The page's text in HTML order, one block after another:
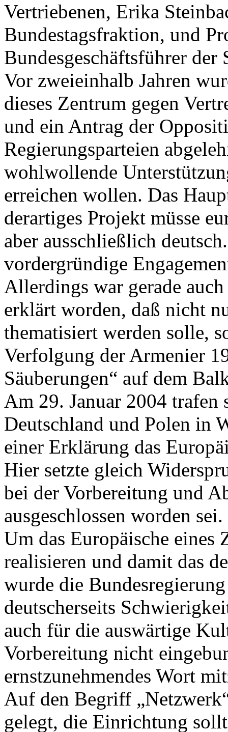
Vertriebenen, Erika
Bundestagsfraktion, und
Bundesgeschäftsführer der
Vor zweieinhalb Jahren
dieses Zentrum gegen
und ein Antrag der
Regierungsparteien
wohlwollende
erreichen wollen. Das
derartiges Projekt müsse
aber ausschließlich
vordergründige
Allerdings war gerade
erklärt worden, daß nicht
thematisiert werden solle,
Verfolgung der Armenier
Säuberungen“ auf dem
Am 29. Januar 2004 trafen
Deutschland und Polen in
einer Erklärung das
Hier setzte gleich
bei der Vorbereitung und
ausgeschlossen worden sei.
Um das Europäische eines
realisieren und damit das
wurde die
deutscherseits
auch für die auswärtige
Vorbereitung nicht
ernstzunehmendes Wort
Auf den Begriff
gelegt, die Einrichtung